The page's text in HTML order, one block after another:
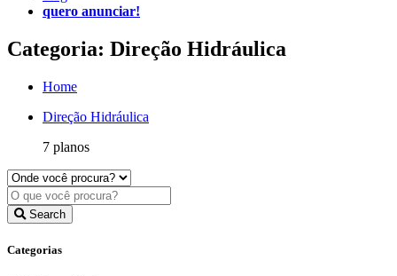
quero anunciar!
Categoria: Direção Hidráulica
Home
Direção Hidráulica
7 planos
Search
Categorias